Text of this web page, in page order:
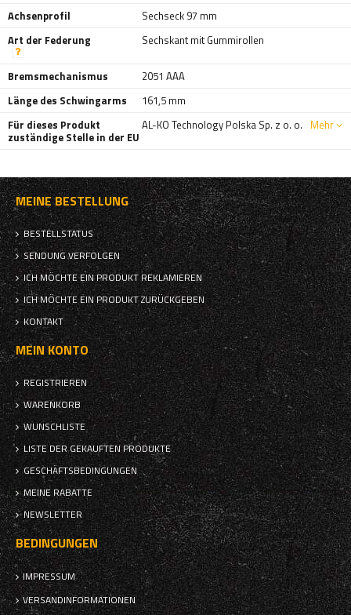
Achsenprofil
Sechseck 97 mm
Art der Federung
Sechskant mit Gummirollen
Bremsmechanismus
2051 AAA
Länge des Schwingarms
161,5 mm
Für dieses Produkt
zuständige Stelle in der EU
AL-KO Technology Polska Sp. z o. o. Mehr
MEINE BESTELLUNG
BESTELLSTATUS
SENDUNG VERFOLGEN
ICH MÖCHTE EIN PRODUKT REKLAMIEREN
ICH MÖCHTE EIN PRODUKT ZURÜCKGEBEN
KONTAKT
MEIN KONTO
REGISTRIEREN
WARENKORB
WUNSCHLISTE
LISTE DER GEKAUFTEN PRODUKTE
GESCHÄFTSBEDINGUNGEN
MEINE RABATTE
NEWSLETTER
BEDINGUNGEN
IMPRESSUM
VERSANDINFORMATIONEN